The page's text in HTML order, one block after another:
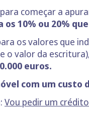
começar a
os 10% ou 20%
os valores que
o valor da
euros.
com um custo
Vou pedir um